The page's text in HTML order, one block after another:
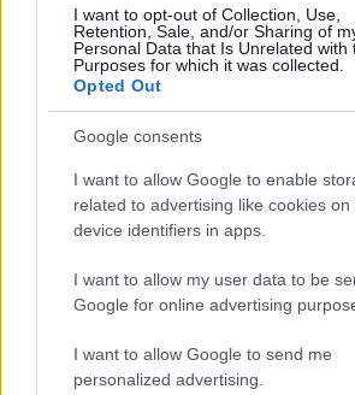
I want to opt-out of Collection, Use,
Retention, Sale, and/or Sharing of
Personal Data that Is Unrelated with
Purposes for which it was collected.
Opted Out
Google consents
I want to allow Google to enable
related to advertising like cookies on
device identifiers in apps.
I want to allow my user data to be
Google for online advertising
I want to allow Google to send me
personalized advertising.
Hakkinen megtartaná a Norris-
McLarennél, nem borítaná fel